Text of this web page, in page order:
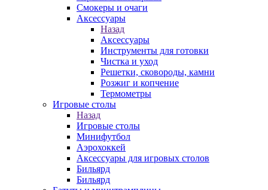
Смокеры и очаги
Аксессуары
Назад
Аксессуары
Инструменты для готовки
Чистка и уход
Решетки, сковороды, камни
Розжиг и копчение
Термометры
Игровые столы
Назад
Игровые столы
Минифутбол
Аэрохоккей
Аксессуары для игровых столов
Бильяpд
Бильяpд